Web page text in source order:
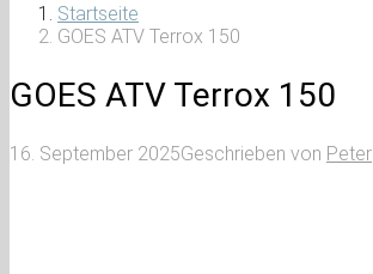
Startseite
GOES ATV Terrox 150
GOES ATV Terrox 150
16. September 2025Geschrieben von Peter